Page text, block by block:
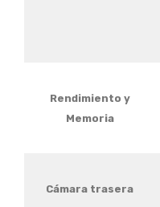
Rendimiento y
Memoria
Cámara trasera